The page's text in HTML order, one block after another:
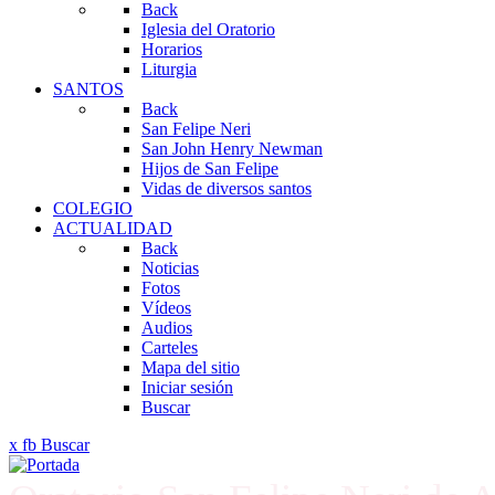
Back
Iglesia del Oratorio
Horarios
Liturgia
SANTOS
Back
San Felipe Neri
San John Henry Newman
Hijos de San Felipe
Vidas de diversos santos
COLEGIO
ACTUALIDAD
Back
Noticias
Fotos
Vídeos
Audios
Carteles
Mapa del sitio
Iniciar sesión
Buscar
x fb Buscar